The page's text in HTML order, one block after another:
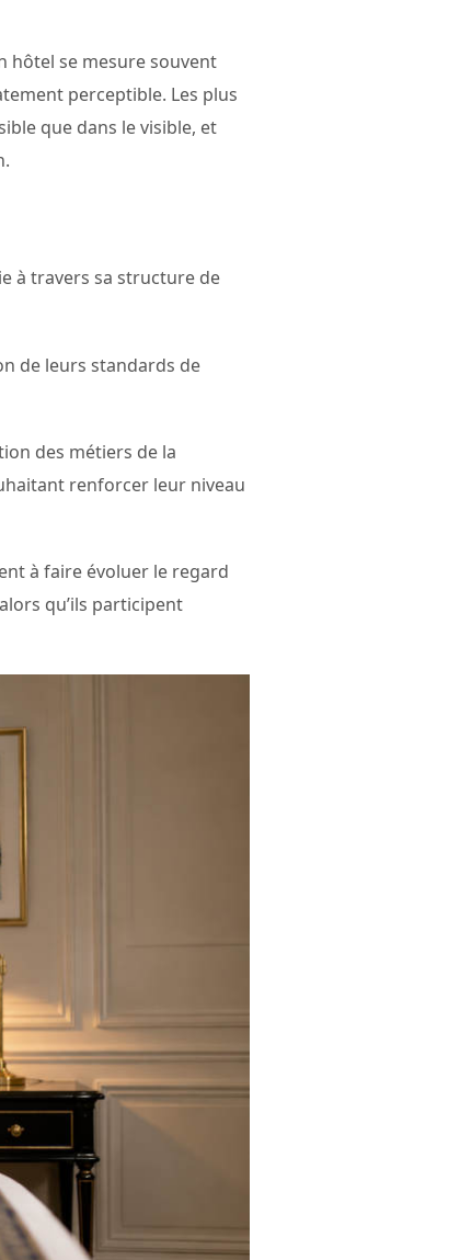
hôtel se mesure souvent
perceptible. Les plus
que dans le visible, et
à travers sa structure de
de leurs standards de
des métiers de la
renforcer leur niveau
à faire évoluer le regard
qu’ils participent